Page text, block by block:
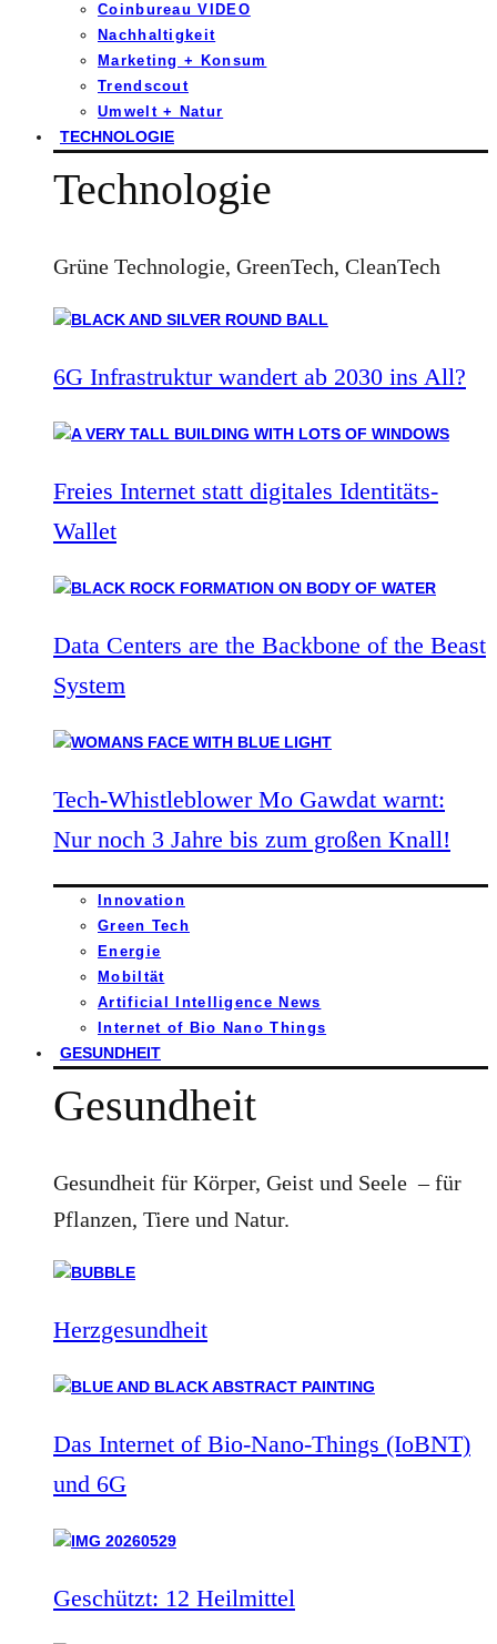
Coinbureau VIDEO
Nachhaltigkeit
Marketing + Konsum
Trendscout
Umwelt + Natur
TECHNOLOGIE
Technologie
Grüne Technologie, GreenTech, CleanTech
6G Infrastruktur wandert ab 2030 ins All?
Freies Internet statt digitales Identitäts-
Wallet
Data Centers are the Backbone of the Beast
System
Tech-Whistleblower Mo Gawdat warnt:
Nur noch 3 Jahre bis zum großen Knall!
Innovation
Green Tech
Energie
Mobiltät
Artificial Intelligence News
Internet of Bio Nano Things
GESUNDHEIT
Gesundheit
Gesundheit für Körper, Geist und Seele – für
Pflanzen, Tiere und Natur.
Herzgesundheit
Das Internet of Bio-Nano-Things (IoBNT)
und 6G
Geschützt: 12 Heilmittel